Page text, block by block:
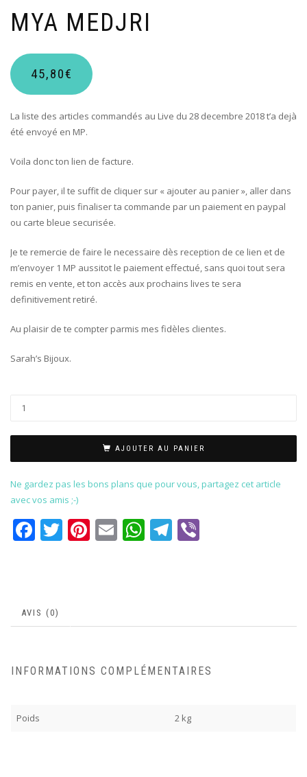
MYA MEDJRI
45,80€
La liste des articles commandés au Live du 28 decembre 2018 t’a dejà
été envoyé en MP.
Voila donc ton lien de facture.
Pour payer, il te suffit de cliquer sur « ajouter au panier », aller dans
ton panier, puis finaliser ta commande par un paiement en paypal
ou carte bleue securisée.
Je te remercie de faire le necessaire dès reception de ce lien et de
m’envoyer 1 MP aussitot le paiement effectué, sans quoi tout sera
remis en vente, et ton accès aux prochains lives te sera
definitivement retiré.
Au plaisir de te compter parmis mes fidèles clientes.
Sarah’s Bijoux.
AJOUTER AU PANIER
Ne gardez pas les bons plans que pour vous, partagez cet article
avec vos amis ;-)
Facebook
Twitter
Pinterest
EmailWhatsApp
Telegram
AVIS (0)
INFORMATIONS COMPLÉMENTAIRES
Poids 2 kg